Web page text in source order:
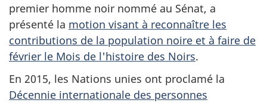
premier homme noir nommé au Sénat, a
présenté la motion visant à reconnaître les
contributions de la population noire et à faire de
février le Mois de l'histoire des Noirs.
En 2015, les Nations unies ont proclamé la
Décennie internationale des personnes